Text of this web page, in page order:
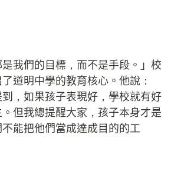
是我們的目標，而不是手段。」校
道明中學的教育核心。他說：
到，如果孩子表現好，學校就有好
但我總提醒大家，孩子本身才是
能把他們當成達成目的的工